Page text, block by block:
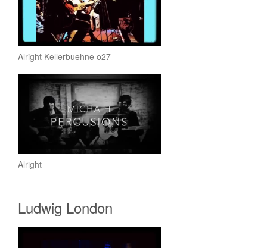
Alright Kellerbuehne o27
Alright
Ludwig London